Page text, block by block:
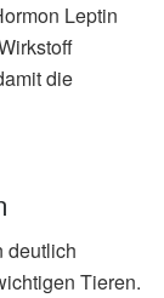
Leptin
die
deutlich
Tieren.